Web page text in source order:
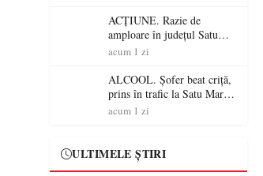
ACȚIUNE. Razie de
amploare în județul Satu
Mare! Polițiștii au dat sute
șoferi fără permis într-o
singură zi
acum 1 zi
ALCOOL. Șofer beat criță,
prins în trafic la Satu Mare!
Alcoolemie uriașă
acum 1 zi
ULTIMELE ȘTIRI